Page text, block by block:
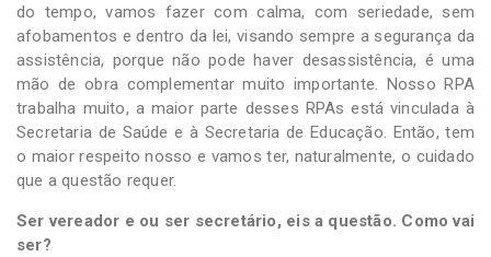
do tempo, vamos fazer com calma, com seriedade, sem
afobamentos e dentro da lei, visando sempre a segurança da
assistência, porque não pode haver desassistência, é uma
mão de obra complementar muito importante. Nosso RPA
trabalha muito, a maior parte desses RPAs está vinculada à
Secretaria de Saúde e à Secretaria de Educação. Então, tem
o maior respeito nosso e vamos ter, naturalmente, o cuidado
que a questão requer.
Ser vereador e ou ser secretário, eis a questão. Como vai
ser?